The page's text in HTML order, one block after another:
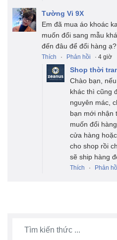
Tường Vi 9X
Em đã mua áo khoác
muốn đổi sang mẫu
đến đâu để đổi hàng ạ?
Thích · Phản hồi · 4 giờ
Shop thời
Chào bạn,
khác thì cũng
nguyên mác,
bạn mới nhận
muốn đổi
cửa hàng
cho shop rồi
sẽ ship hàng
Thích · Phản